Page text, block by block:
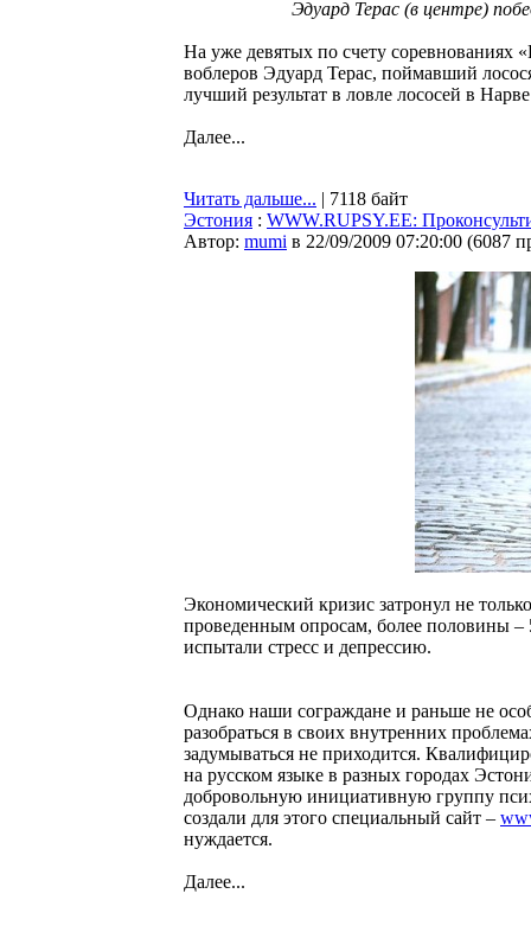
Эдуард Терас (в центре)
На уже девятых по счету соревнованиях
воблеров Эдуард Терас, поймавший
лучший результат в ловле лососей в
Далее...
Читать дальше... | 7118 байт
Эстония : WWW.RUPSY.EE:
Автор: mumi в 22/09/2009 07:20:00 (6087
Экономический кризис затронул не
проведенным опросам, более половины –
испытали стресс и депрессию.
Однако наши сограждане и раньше не
разобраться в своих внутренних
задумываться не приходится.
на русском языке в разных городах
добровольную инициативную группу
создали для этого специальный сайт –
нуждается.
Далее...